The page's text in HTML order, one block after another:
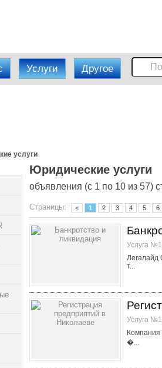
Услуги Другое
услуги
Юридические услуги
объявления (с 1 по 10 из 57)
Страницы: < 1 2 3 4 5 6
Услуга
Легалайд
т...
Услуга
Компания
�...